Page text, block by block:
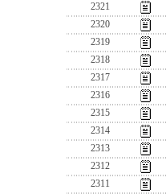
2321
2320
2319
2318
2317
2316
2315
2314
2313
2312
2311